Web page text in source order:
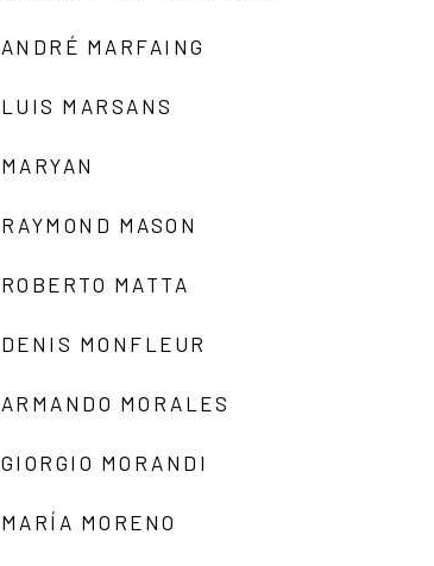
ANDRÉ MARFAING
LUIS MARSANS
MARYAN
RAYMOND MASON
ROBERTO MATTA
DENIS MONFLEUR
ARMANDO MORALES
GIORGIO MORANDI
MARÍA MORENO